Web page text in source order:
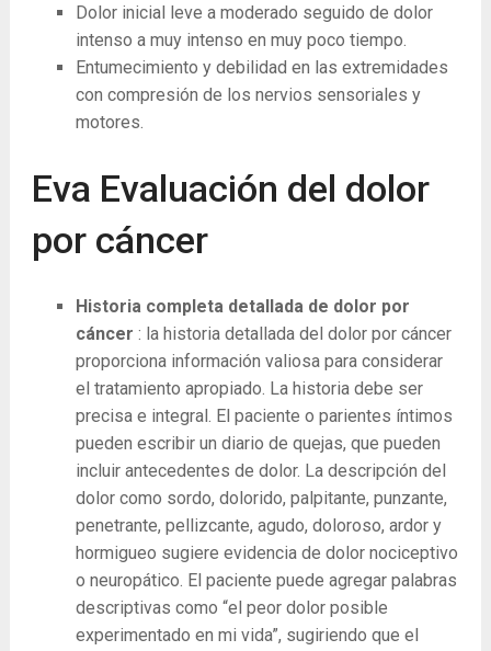
Dolor inicial leve a moderado seguido de dolor
intenso a muy intenso en muy poco tiempo.
Entumecimiento y debilidad en las extremidades
con compresión de los nervios sensoriales y
motores.
Eva Evaluación del dolor
por cáncer
Historia completa detallada de dolor por
cáncer : la historia detallada del dolor por cáncer
proporciona información valiosa para considerar
el tratamiento apropiado. La historia debe ser
precisa e integral. El paciente o parientes íntimos
pueden escribir un diario de quejas, que pueden
incluir antecedentes de dolor. La descripción del
dolor como sordo, dolorido, palpitante, punzante,
penetrante, pellizcante, agudo, doloroso, ardor y
hormigueo sugiere evidencia de dolor nociceptivo
o neuropático. El paciente puede agregar palabras
descriptivas como “el peor dolor posible
experimentado en mi vida”, sugiriendo que el